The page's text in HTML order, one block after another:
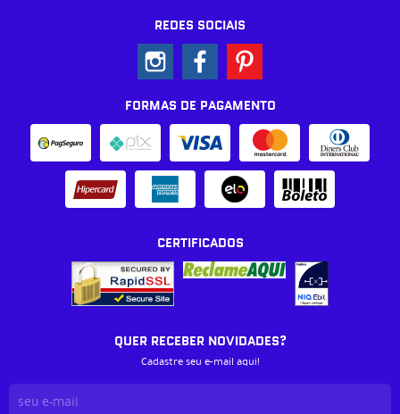
REDES SOCIAIS
FORMAS DE PAGAMENTO
CERTIFICADOS
QUER RECEBER NOVIDADES?
Cadastre seu e-mail aqui!